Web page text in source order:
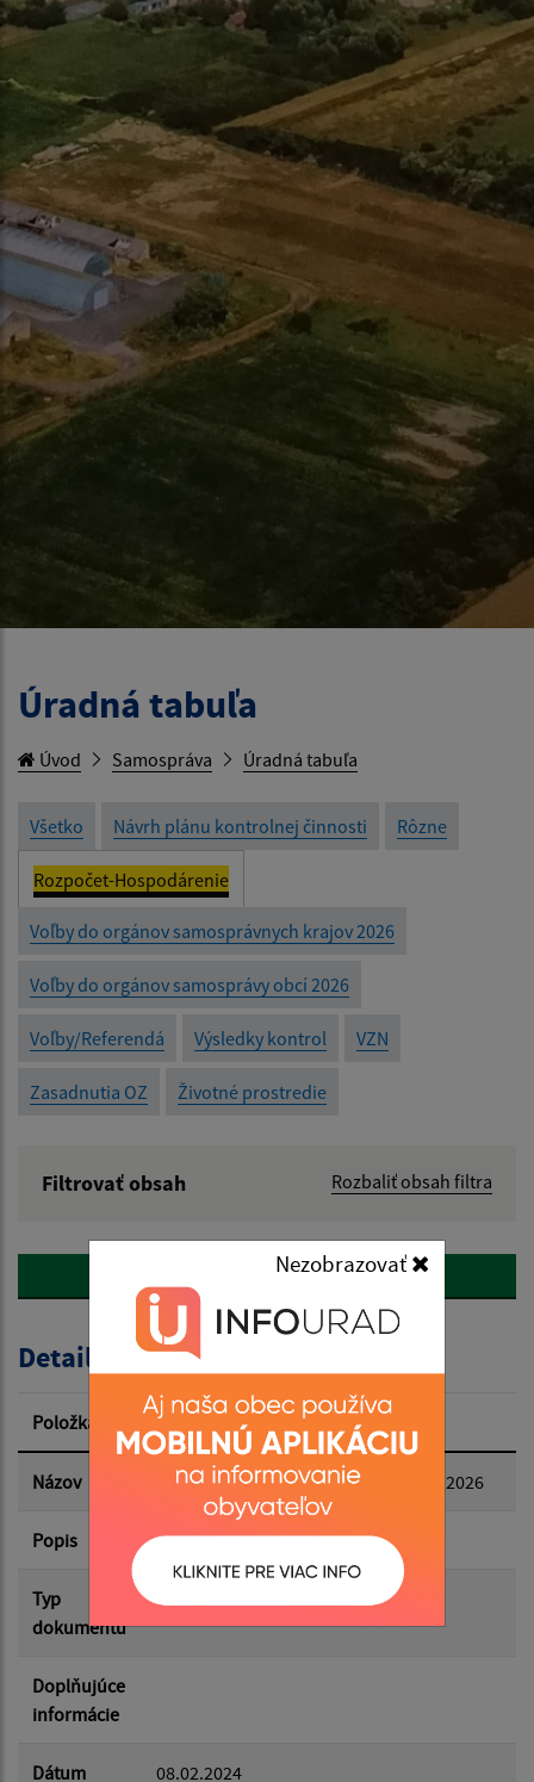
Nezobrazovať
Úradná tabuľa
Úvod Samospráva Úradná tabuľa
Všetko Návrh plánu kontrolnej činnosti Rôzne
Rozpočet-Hospodárenie
Voľby do orgánov samosprávnych krajov 2026
Voľby do orgánov samosprávy obcí 2026
Voľby/Referendá Výsledky kontrol VZN
Zasadnutia OZ Životné prostredie
Filtrovať obsah Rozbaliť obsah filtra
Popis:
Dátum zverejnenia od:
Dátum zverejnenia do:
Filtrovať Reset
späť
Detail úradného dokumentu
Položka Informácia
Názov Rozpočet 2024 a návrh na roky 2025,2026
Popis
Typ
dokumentu
Rozpočet-Hospodárenie
Doplňujúce
informácie
Dátum 08.02.2024